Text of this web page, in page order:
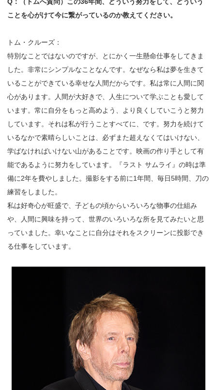
ことを心がけて今に繋がっているのか教えてください。
トム・クルーズ：
特別なことではないのですが、とにかく一生懸命仕事をしてきま
した。非常にシンプルなことなんです。なぜなら私は夢を生きて
いることができている幸せな人間だからです。私は常に人間に関
心があります。人間が大好きで、人生について学ぶことも愛して
います。常に自分をもっと高めよう、より良くしていこうと努力
しています。それは私が行うことすべてに、です。努力を続けて
いるなかで素晴らしいことは、必ずまた超えなくてはいけない、
学ばなければいけない山があることです。映画の作り手として有
能であるように努力をしています。『ラスト サムライ』の時は準
備に2年を費やしました。撮影をする前に1年間、毎日5時間、刀の
練習をしました。
私は好奇心が旺盛で、子どもの頃からいろいろな物事の仕組み
や、人間に興味を持って、世界のいろいろな所を見てみたいと思
っていました。幸いなことに自分はそれをスクリーンに投影でき
る仕事をしています。